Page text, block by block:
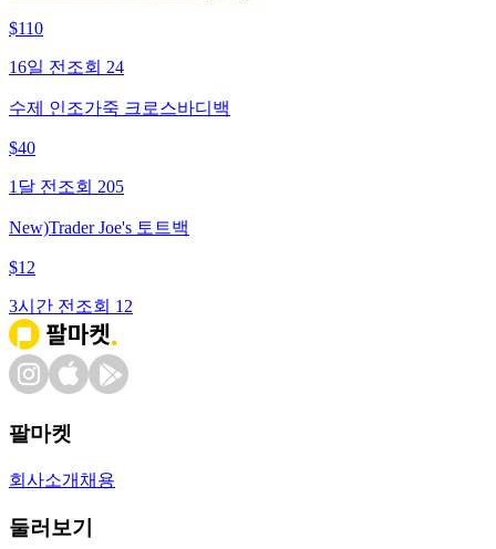
$110
16일 전 조회 24
수제 인조가죽 크로스바디백
$40
1달 전 조회 205
New)Trader Joe's 토트백
$12
3시간 전 조회 12
팔마켓
회사소개 채용
둘러보기